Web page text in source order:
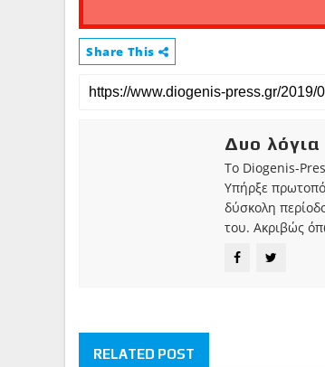
Share This
Δυο
Το Diogenis-
Υπήρξε
δύσκολη
του. Ακριβώς
RELATED POST